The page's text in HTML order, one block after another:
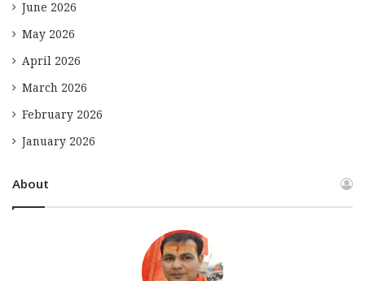
June 2026
May 2026
April 2026
March 2026
February 2026
January 2026
About